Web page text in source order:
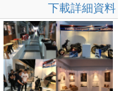
下載詳細資料